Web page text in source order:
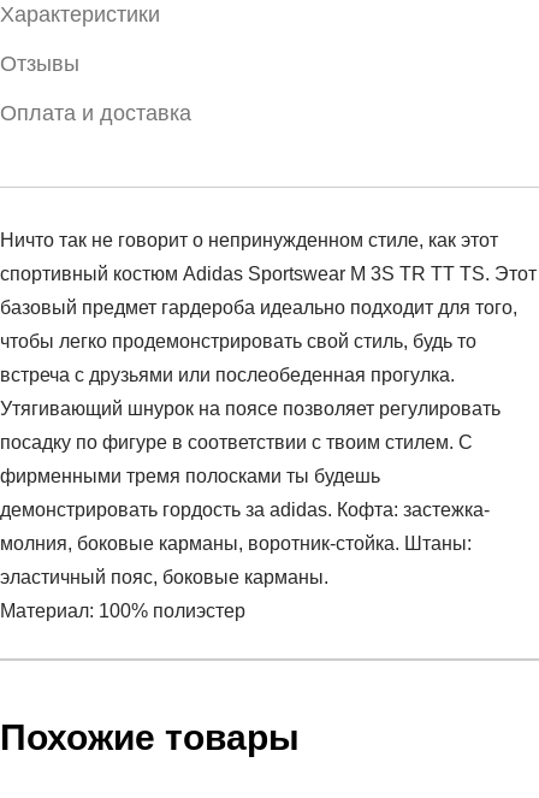
Характеристики
Отзывы
Оплата и доставка
Ничто так не говорит о непринужденном стиле, как этот
спортивный костюм Adidas Sportswear M 3S TR TT TS. Этот
базовый предмет гардероба идеально подходит для того,
чтобы легко продемонстрировать свой стиль, будь то
встреча с друзьями или послеобеденная прогулка.
Утягивающий шнурок на поясе позволяет регулировать
посадку по фигуре в соответствии с твоим стилем. С
фирменными тремя полосками ты будешь
демонстрировать гордость за adidas. Кофта: застежка-
молния, боковые карманы, воротник-стойка. Штаны:
эластичный пояс, боковые карманы.
Материал: 100% полиэстер
TT TS
Инструкция по оплате есть в самом конце счета, который
Похожие товары